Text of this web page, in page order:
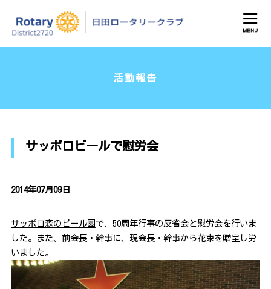
日田ロータリークラブ
活動報告
サッポロビールで慰労会
2014年07月09日
サッポロ森のビール園 で、50周年行事の反省会と慰労会を行いま
した。また、前会長・幹事に、現会長・幹事から花束を贈呈し労
いました。